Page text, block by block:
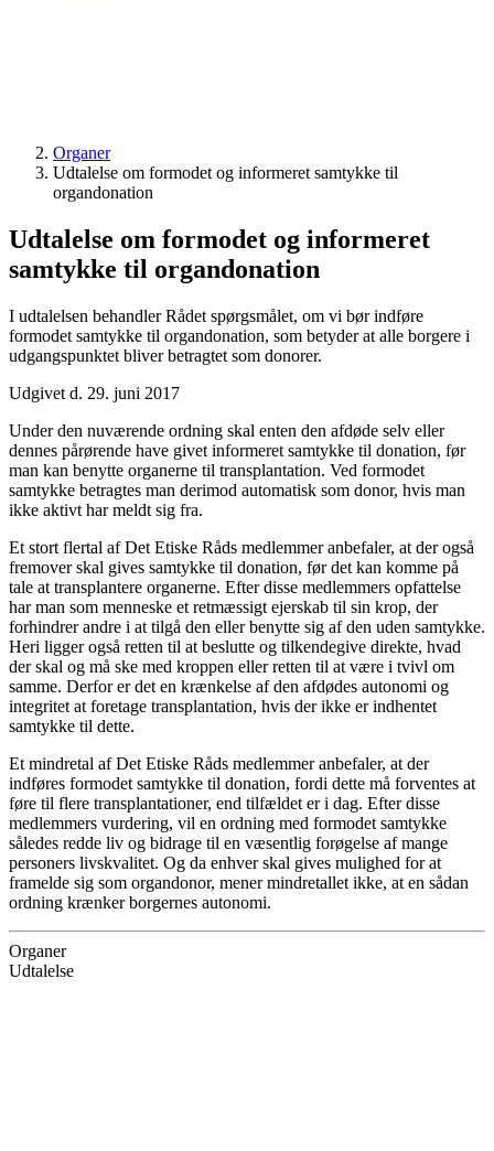
Organer
Udtalelse om formodet og informeret samtykke til
organdonation
Udtalelse om formodet og informeret
samtykke til organdonation
I udtalelsen behandler Rådet spørgsmålet, om vi bør indføre
formodet samtykke til organdonation, som betyder at alle borgere i
udgangspunktet bliver betragtet som donorer.
Udgivet d. 29. juni 2017
Under den nuværende ordning skal enten den afdøde selv eller
dennes pårørende have givet informeret samtykke til donation, før
man kan benytte organerne til transplantation. Ved formodet
samtykke betragtes man derimod automatisk som donor, hvis man
ikke aktivt har meldt sig fra.
Et stort flertal af Det Etiske Råds medlemmer anbefaler, at der også
fremover skal gives samtykke til donation, før det kan komme på
tale at transplantere organerne. Efter disse medlemmers opfattelse
har man som menneske et retmæssigt ejerskab til sin krop, der
forhindrer andre i at tilgå den eller benytte sig af den uden samtykke.
Heri ligger også retten til at beslutte og tilkendegive direkte, hvad
der skal og må ske med kroppen eller retten til at være i tvivl om
samme. Derfor er det en krænkelse af den afdødes autonomi og
integritet at foretage transplantation, hvis der ikke er indhentet
samtykke til dette.
Et mindretal af Det Etiske Råds medlemmer anbefaler, at der
indføres formodet samtykke til donation, fordi dette må forventes at
føre til flere transplantationer, end tilfældet er i dag. Efter disse
medlemmers vurdering, vil en ordning med formodet samtykke
således redde liv og bidrage til en væsentlig forøgelse af mange
personers livskvalitet. Og da enhver skal gives mulighed for at
framelde sig som organdonor, mener mindretallet ikke, at en sådan
ordning krænker borgernes autonomi.
Organer
Udtalelse